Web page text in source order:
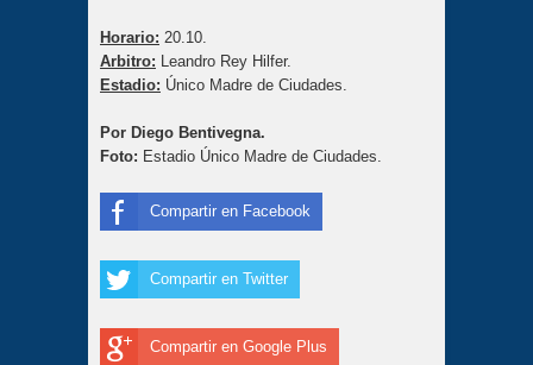
Horario: 20.10.
Arbitro: Leandro Rey Hilfer.
Estadio: Único Madre de Ciudades.
Por Diego Bentivegna.
Foto: Estadio Único Madre de Ciudades.
Compartir en Facebook
Compartir en Twitter
Compartir en Google Plus